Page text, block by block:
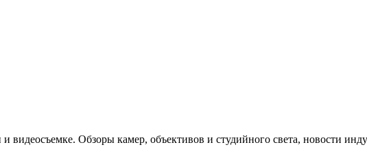
видеосъемке. Обзоры камер, объективов и студийного света, новости